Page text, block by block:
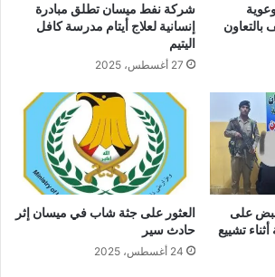
بالتعاون
شركة نفط ميسان تطلق مبادرة
إنسانية لعلاج أيتام مدرسة كافل
اليتيم
27 أغسطس، 2025
على
تشييع
العثور على جثة شاب في ميسان إثر
حادث سير
24 أغسطس، 2025